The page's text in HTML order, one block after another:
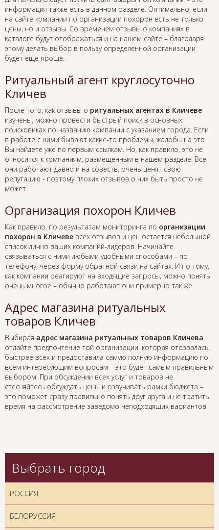
информация также есть в данном разделе. Оптимально, если
на сайте компании по организации похорон есть не только
цены, но и отзывы. Со временем отзывы о компаниях в
каталоге будут отображаться и на нашем сайте – благодаря
этому делать выбор в пользу определенной организации
будет еще проще.
Ритуальный агент круглосуточно
Кличев
После того, как отзывы о ритуальных агентах в Кличеве
изучены, можно провести быстрый поиск в основных
поисковиках по названию компании с указанием города. Если
в работе с ними бывают какие-то проблемы, жалобы на это
Вы найдете уже по первым ссылкам. Но, как правило, это не
относится к компаниям, размещенным в нашем разделе. Все
они работают давно и на совесть, очень ценят свою
репутацию - поэтому плохих отзывов о них быть просто не
может.
Организация похорон Кличев
Как правило, по результатам мониторинга по организации
похорон в Кличеве всех отзывов и цен остается небольшой
список лично ваших компаний-лидеров. Начинайте
связываться с ними любыми удобными способами – по
телефону, через форму обратной связи на сайтах. И по тому,
как компании реагируют на входящие запросы, можно понять
очень многое – обычно работают они примерно так же.
Адрес магазина ритуальных
товаров Кличев
Выбирая адрес магазина ритуальных товаров Кличева,
отдайте предпочтение той организации, которая отозвалась
быстрее всех и предоставила самую полную информацию по
всем интересующим вопросам – это будет самым правильным
выбором. При обсуждении всех услуг и товаров не
стесняйтесь обсуждать цены и озвучивать рамки бюджета –
это поможет сразу правильно понять друг друга и не тратить
время на рассмотрение заведомо неподходящих вариантов.
Выбрать город
РОССИЯ
БЕЛОРУССИЯ